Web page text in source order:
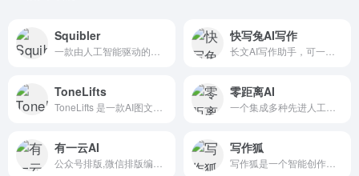
Squibler 快写兔AI写作
ToneLifts 零距离AI
有一云AI 写作狐